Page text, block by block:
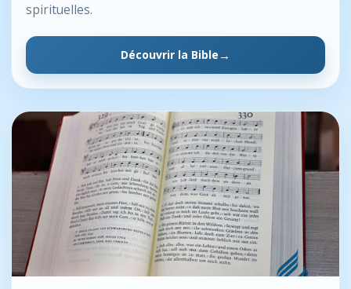
spirituelles.
Découvrir la Bible